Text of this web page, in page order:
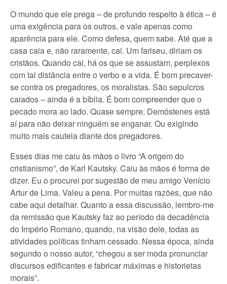
O mundo que ele prega – de profundo respeito à ética – é
uma exigência para os outros, e vale apenas como
aparência para ele. Como defesa, quem sabe. Até que a
casa caia e, não raramente, cai. Um fariseu, diriam os
cristãos. Quando cai, há os que se assustam, perplexos
com tal distância entre o verbo e a vida. É bom precaver-
se contra os pregadores, os moralistas. São sepulcros
caiados – ainda é a bíblia. É bom compreender que o
pecado mora ao lado. Quase sempre. Demóstenes está
aí para não deixar ninguém se enganar. Ou exigindo
muito mais cautela diante dos pregadores.
Esses dias me caiu às mãos o livro “A origem do
cristianismo”, de Karl Kautsky. Caiu às mãos é forma de
dizer. Eu o procurei por sugestão de meu amigo Venício
Artur de Lima. Valeu a pena. Por muitas razões, que não
cabe aqui detalhar. Quanto a essa discussão, lembro-me
da remissão que Kautsky faz ao período da decadência
do Império Romano, quando, na visão dele, todas as
atividades políticas tinham cessado. Nessa época, ainda
segundo o nosso autor, “chegou a ser moda pronunciar
discursos edificantes e fabricar máximas e historietas
morais”.